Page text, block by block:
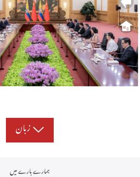
زبان
ہمارے بارے میں